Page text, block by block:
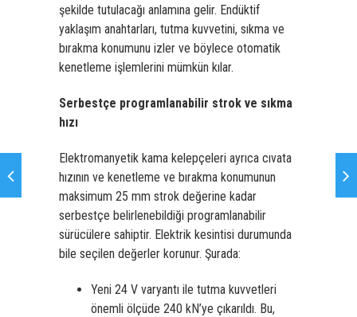
şekilde tutulacağı anlamına gelir. Endüktif
yaklaşım anahtarları, tutma kuvvetini, sıkma ve
bırakma konumunu izler ve böylece otomatik
kenetleme işlemlerini mümkün kılar.
Serbestçe programlanabilir strok ve sıkma
hızı­
Elektromanyetik kama kelepçeleri ayrıca cıvata
hızının ve kenetleme ve bırakma konumunun
maksimum 25 mm strok değerine kadar
serbestçe belirlenebildiği programlanabilir
sürücülere sahiptir. Elektrik kesintisi durumunda
bile seçilen değerler korunur. Şurada:­
Yeni 24 V varyantı ile tutma kuvvetleri
önemli ölçüde 240 kN’ye çıkarıldı. Bu,